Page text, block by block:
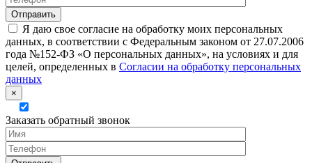
Я даю свое согласие на обработку моих персональных
данных, в соответствии с Федеральным законом от 27.07.2006
года №152-ФЗ «О персональных данных», на условиях и для
целей, определенных в Согласии на обработку персональных
данных
×
Заказать обратный звонок